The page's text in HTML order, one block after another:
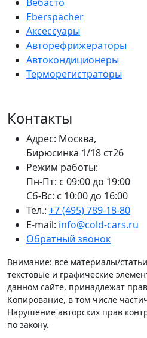
Eberspacher
Аксессуары
Авторефрижераторы
Автокондиционеры
Терморегистраторы
Контакты
Адрес: Москва,
Бирюсинка 1/18 ст26 ​
Режим работы:
Пн-Пт: с 09:00 до 19:00
Сб-Вс: с 10:00 до 16:00
Тел.: +7 (495) 789-18-80
E-mail: info@cold-cars.ru
Обратный звонок
Внимание: все материалы/
текстовые и графические
данном сайте, принадлежат
Копирование, в том числе
Нарушение авторских прав
по закону.